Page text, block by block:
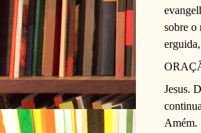
sobre o
Jesus.
Amém.